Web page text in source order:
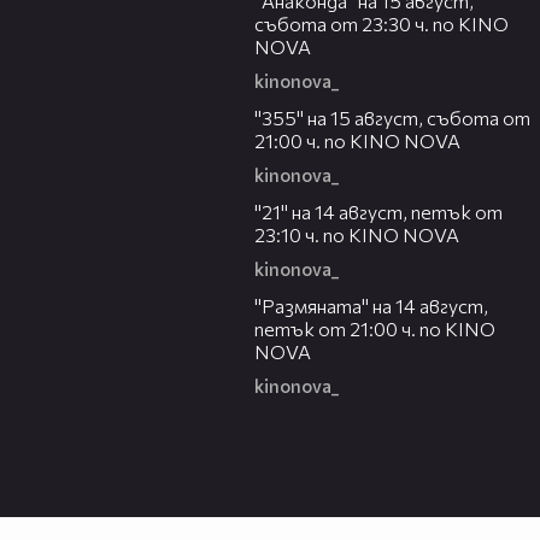
събота от 23:30 ч. по KINO
NOVA
kinonova_
"355" на 15 август, събота от
21:00 ч. по KINO NOVA
kinonova_
"21" на 14 август, петък от
23:10 ч. по KINO NOVA
kinonova_
"Размянaта" на 14 август,
петък от 21:00 ч. по KINO
NOVA
kinonova_